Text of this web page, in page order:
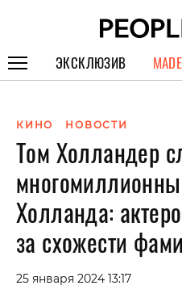
ЭКСКЛЮЗИВ
СПЕЦПРОЕКТЫ
ИНТЕРВЬЮ
ПОКОЛЕНИЕ
КИНО НОВОСТИ
Том Холландер
Холланда:
за схожести
25 января 2024 13:17